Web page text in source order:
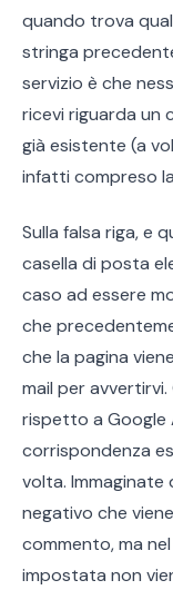
quando trova
stringa
servizio è che
ricevi riguarda
già esistente (a
infatti compreso
Sulla falsa riga, e
casella di posta
caso ad essere
che
che la pagina
mail per
rispetto a Google
corrispondenza
volta. Immaginate
negativo che
commento, ma
impostata non